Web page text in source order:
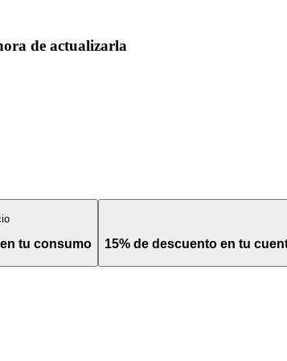
de actualizarla
tu consumo 15% de descuento en tu